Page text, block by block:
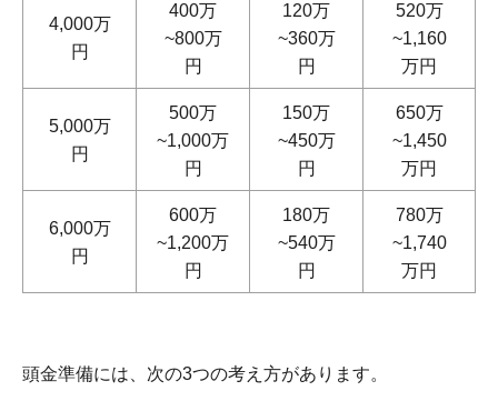
4,000万
円
400万
~800万
円
120万
~360万
円
520万
~1,160
万円
5,000万
円
500万
~1,000万
円
150万
~450万
円
650万
~1,450
万円
6,000万
円
600万
~1,200万
円
180万
~540万
円
780万
~1,740
万円
頭金準備には、次の3つの考え方があります。